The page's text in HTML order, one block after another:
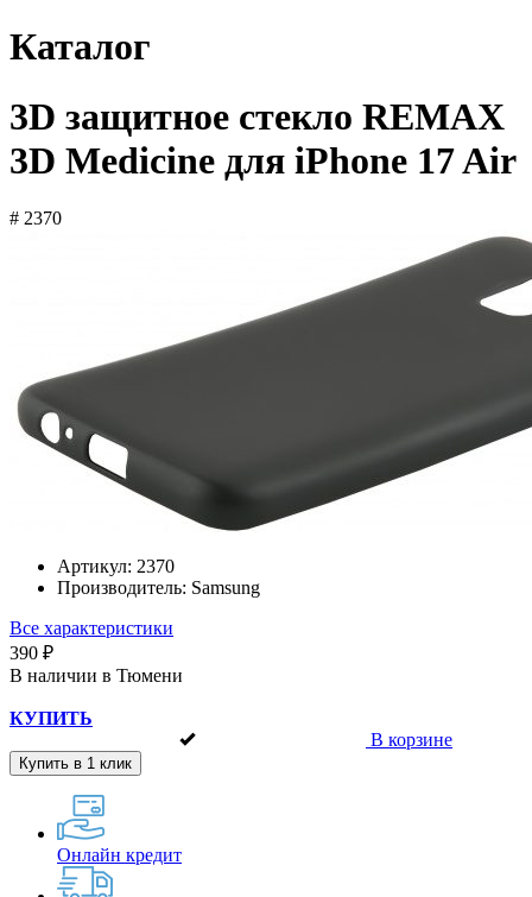
Каталог
3D защитное стекло REMAX
3D Medicine для iPhone 17 Air
# 2370
Артикул: 2370
Производитель: Samsung
Все характеристики
390 ₽
В наличии в Тюмени
КУПИТЬ
В корзине
Купить в 1 клик
Онлайн кредит